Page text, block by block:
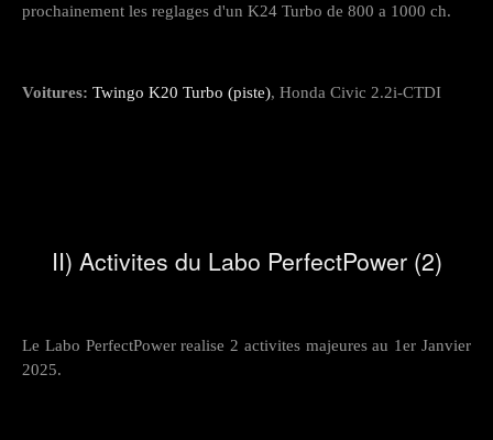
prochainement les reglages d'un K24 Turbo de 800 a 1000 ch.
Voitures: Twingo K20 Turbo (piste), Honda Civic 2.2i-CTDI
II) Activites du Labo PerfectPower (2)
Le Labo PerfectPower realise 2 activites majeures au 1er Janvier
2025.